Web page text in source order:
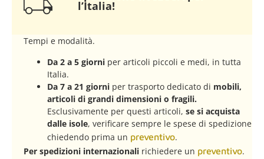
l’Italia!
Tempi e modalità.
Da 2 a 5 giorni per articoli piccoli e medi, in tutta
Italia.
Da 7 a 21 giorni per trasporto dedicato di mobili,
articoli di grandi dimensioni o fragili.
Esclusivamente per questi articoli, se si acquista
dalle isole, verificare sempre le spese di spedizione
chiedendo prima un preventivo.
Per spedizioni internazionali richiedere un preventivo.